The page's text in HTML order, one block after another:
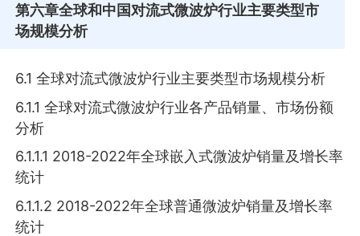
第六章全球和中国对流式微波炉行业主要类型市
场规模分析
6.1 全球对流式微波炉行业主要类型市场规模分析
6.1.1 全球对流式微波炉行业各产品销量、市场份额
分析
6.1.1.1 2018-2022年全球嵌入式微波炉销量及增长率
统计
6.1.1.2 2018-2022年全球普通微波炉销量及增长率
统计